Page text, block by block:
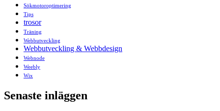
Sökmotoroptimering
Tips
trosor
Träning
Webbutveckling
Webbutveckling & Webbdesign
Webnode
Weebly
Wix
Senaste inläggen